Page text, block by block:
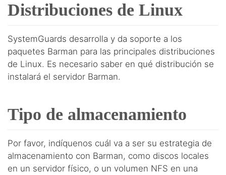
Distribuciones de Linux
SystemGuards desarrolla y da soporte a los
paquetes Barman para las principales distribuciones
de Linux. Es necesario saber en qué distribución se
instalará el servidor Barman.
Tipo de almacenamiento
Por favor, indíquenos cuál va a ser su estrategia de
almacenamiento con Barman, como discos locales
en un servidor físico, o un volumen NFS en una